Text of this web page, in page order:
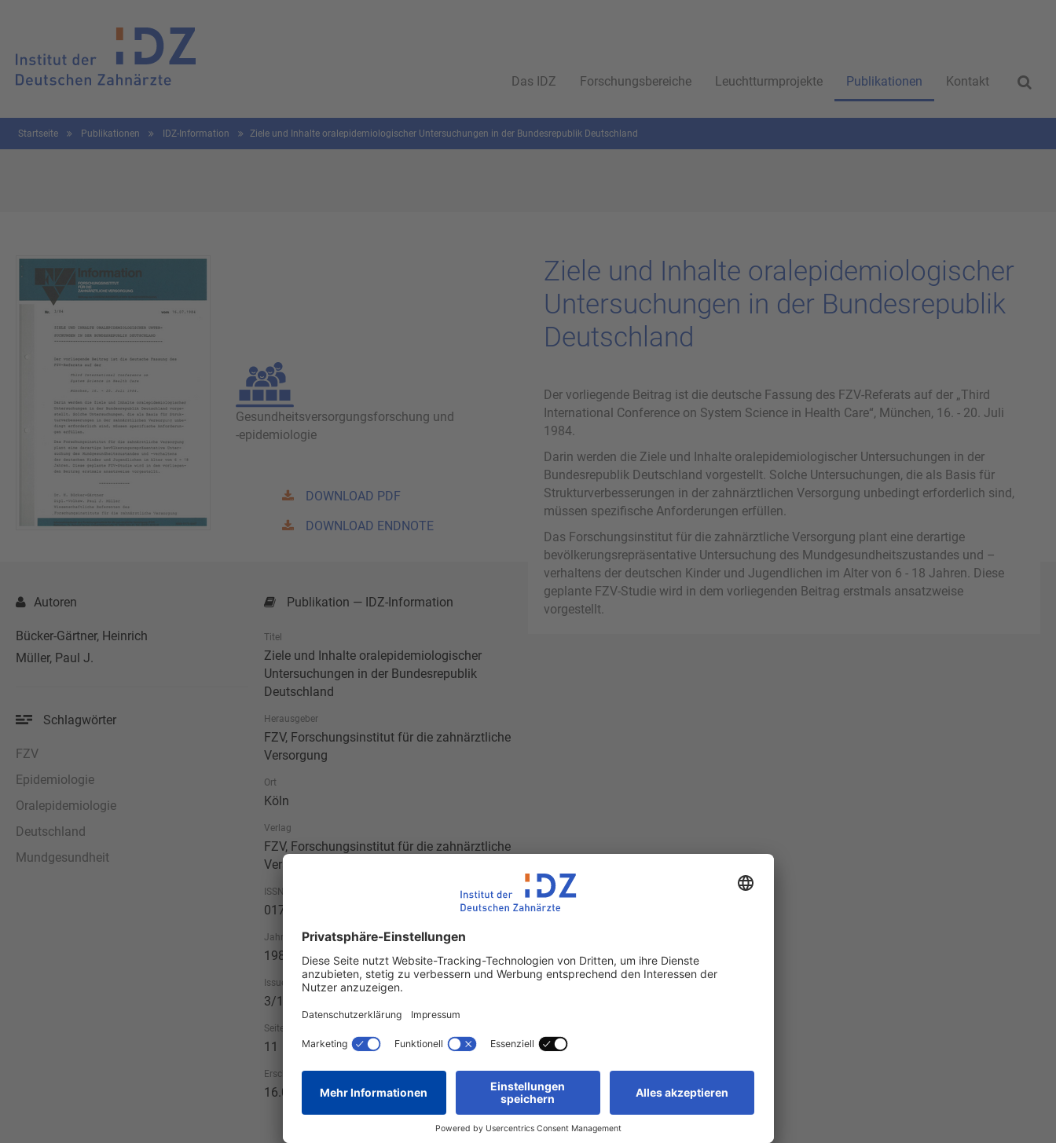
Das IDZ Forschungsbereiche Leuchtturmprojekte Publikationen Kontakt
Startseite Publikationen IDZ-Information Ziele und Inhalte oralepidemiologischer Untersuchungen in der Bundesrepublik Deutschland
Gesundheitsversorgungsforschung und
-epidemiologie
DOWNLOAD PDF
DOWNLOAD ENDNOTE
Autoren
Bücker-Gärtner, Heinrich
Müller, Paul J.
Schlagwörter
FZV
Epidemiologie
Oralepidemiologie
Deutschland
Mundgesundheit
Publikation — IDZ-Information
Titel
Ziele und Inhalte oralepidemiologischer
Untersuchungen in der Bundesrepublik
Deutschland
Herausgeber
FZV, Forschungsinstitut für die zahnärztliche
Versorgung
Ort
Köln
Verlag
FZV, Forschungsinstitut für die zahnärztliche
Versorgung
ISSN
0175-8667
Jahr
1984
Issue
3/1984
Seitenzahl
11
Erscheinungsdatum
16.07.1984
Ziele und In­hal­te oral­epi­de­mio­lo­gi­scher
Un­ter­su­chun­gen in der Bun­des­re­pu­blik
Deutsch­land
Der vorliegende Beitrag ist die deutsche Fassung des FZV-Referats auf der „Third
International Conference on System Science in Health Care“, München, 16. - 20. Juli
1984.
Darin werden die Ziele und Inhalte oralepidemiologischer Untersuchungen in der
Bundesrepublik Deutschland vorgestellt. Solche Untersuchungen, die als Basis für
Strukturverbesserungen in der zahnärztlichen Versorgung unbedingt erforderlich sind,
müssen spezifische Anforderungen erfüllen.
Das Forschungsinstitut für die zahnärztliche Versorgung plant eine derartige
bevölkerungsrepräsentative Untersuchung des Mundgesundheitszustandes und –
verhaltens der deutschen Kinder und Jugendlichen im Alter von 6 - 18 Jahren. Diese
geplante FZV-Studie wird in dem vorliegenden Beitrag erstmals ansatzweise
vorgestellt.